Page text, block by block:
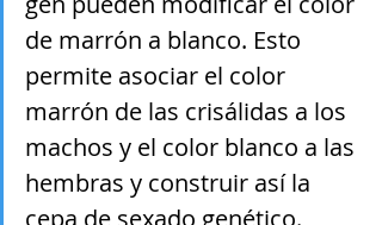
de marrón a blanco. Esto
permite asociar el color
marrón de las crisálidas a los
machos y el color blanco a las
hembras y construir así la
cepa de sexado genético.